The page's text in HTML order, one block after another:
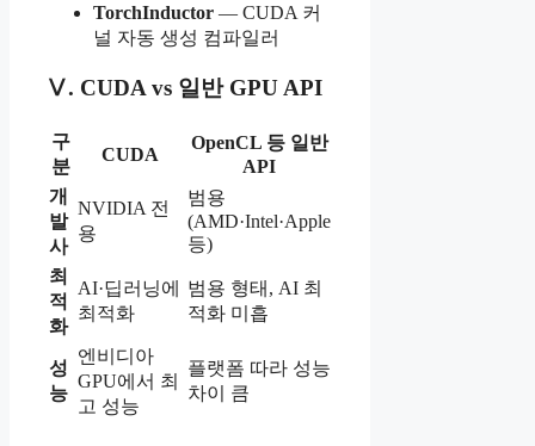
TorchInductor — CUDA 커
널 자동 생성 컴파일러
Ⅴ. CUDA vs 일반 GPU API
구
분
CUDA
OpenCL 등 일반
API
개
발
사
NVIDIA 전
용
범용
(AMD·Intel·Apple
등)
최
적
화
AI·딥러닝에
최적화
범용 형태, AI 최
적화 미흡
성
능
엔비디아
GPU에서 최
고 성능
플랫폼 따라 성능
차이 큼